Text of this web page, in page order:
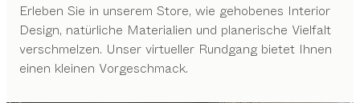
Erleben Sie in unserem Store, wie gehobenes Interior
Design, natürliche Materialien und planerische Vielfalt
verschmelzen. Unser virtueller Rundgang bietet Ihnen
einen kleinen Vorgeschmack.